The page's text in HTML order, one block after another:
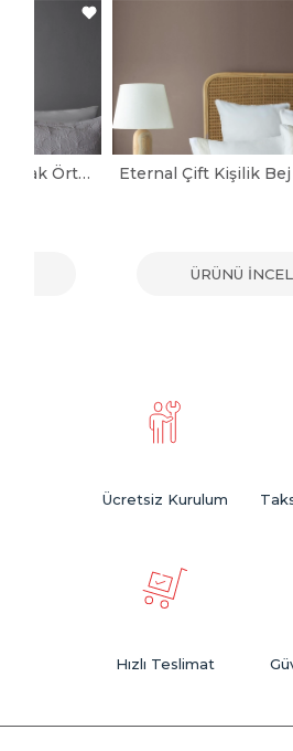
Aspen Gri Çift Kişilik Yatak Örtüsü
ÜRÜNÜ
Ücretsiz Kurulum
Hızlı Teslimat